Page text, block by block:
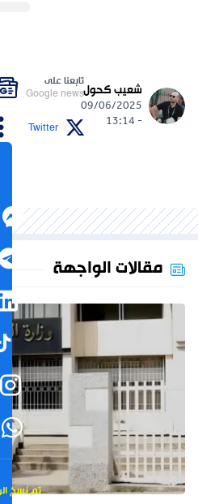
شعيب كحول
09/06/2025
- 13:14
تابعنا على
Google news
Twitter
تم نسخ
مقالات الواجهة